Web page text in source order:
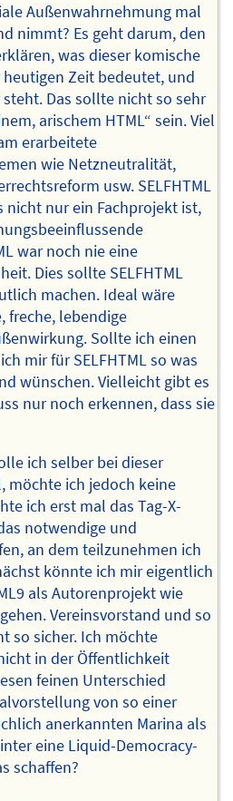
Außenwahrnehmung mal
nimmt? Es geht darum, den
was dieser komische
heutigen Zeit bedeutet, und
Das sollte nicht so sehr
arischem HTML“ sein. Viel
erarbeitete
wie Netzneutralität,
usw. SELFHTML
nicht nur ein Fachprojekt ist,
war noch nie eine
Dies sollte SELFHTML
machen. Ideal wäre
freche, lebendige
Sollte ich einen
mir für SELFHTML so was
wünschen. Vielleicht gibt es
nur noch erkennen, dass sie
ich selber bei dieser
möchte ich jedoch keine
ich erst mal das Tag-X-
notwendige und
an dem teilzunehmen ich
könnte ich mir eigentlich
als Autorenprojekt wie
Vereinsvorstand und so
so sicher. Ich möchte
in der Öffentlichkeit
feinen Unterschied
von so einer
anerkannten Marina als
eine Liquid-Democracy-
schaffen?